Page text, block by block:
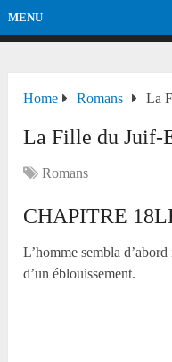
MENU
Home Romans La
La Fille du Juif-
Romans
CHAPITRE
L’homme sembla
d’un éblouissement.